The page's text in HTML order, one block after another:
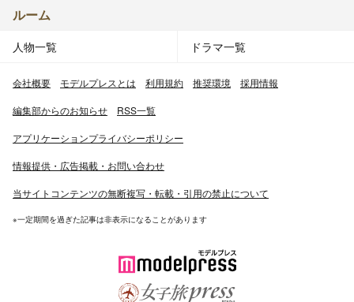
ルーム
人物一覧 ドラマ一覧
会社概要 モデルプレスとは 利用規約 推奨環境 採用情報
編集部からのお知らせ RSS一覧
アプリケーションプライバシーポリシー
情報提供・広告掲載・お問い合わせ
当サイトコンテンツの無断複写・転載・引用の禁止について
※一定期間を過ぎた記事は非表示になることがあります